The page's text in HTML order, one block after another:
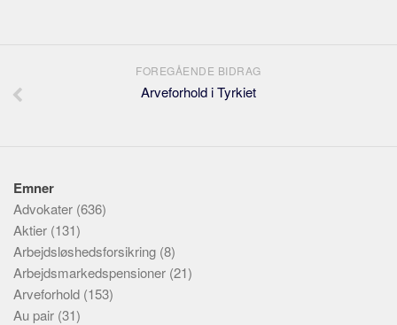
FOREGÅENDE BIDRAG
Arveforhold i Tyrkiet
Emner
Advokater (636)
Aktier (131)
Arbejdsløshedsforsikring (8)
Arbejdsmarkedspensioner (21)
Arveforhold (153)
Au pair (31)